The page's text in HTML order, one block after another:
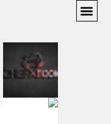
מתכונים
יצירת קשר